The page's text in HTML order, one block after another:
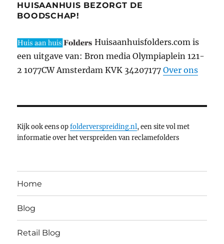
HUISAANHUIS BEZORGT DE
BOODSCHAP!
Huisaanhuisfolders.com is
een uitgave van: Bron media Olympiaplein 121-
2 1077CW Amsterdam KVK 34207177Over ons
Kijk ook eens opfolderverspreiding.nl, een site vol met
informatie over het verspreiden van reclamefolders
Home
Blog
Retail Blog